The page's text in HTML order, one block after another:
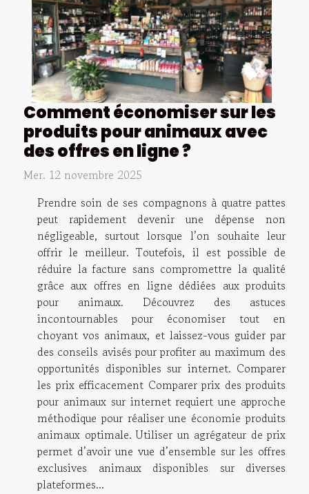
Comment économiser sur les
produits pour animaux avec
des offres en ligne ?
Mer. 12 novembre 2025
Prendre soin de ses compagnons à quatre pattes
peut rapidement devenir une dépense non
négligeable, surtout lorsque l’on souhaite leur
offrir le meilleur. Toutefois, il est possible de
réduire la facture sans compromettre la qualité
grâce aux offres en ligne dédiées aux produits
pour animaux. Découvrez des astuces
incontournables pour économiser tout en
choyant vos animaux, et laissez-vous guider par
des conseils avisés pour profiter au maximum des
opportunités disponibles sur internet. Comparer
les prix efficacement Comparer prix des produits
pour animaux sur internet requiert une approche
méthodique pour réaliser une économie produits
animaux optimale. Utiliser un agrégateur de prix
permet d’avoir une vue d’ensemble sur les offres
exclusives animaux disponibles sur diverses
plateformes...